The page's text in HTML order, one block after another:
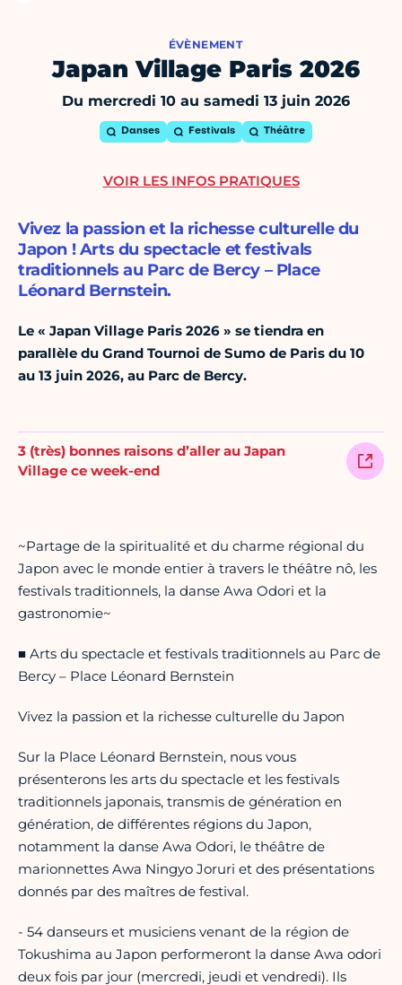
ÉVÈNEMENT
Japan Village Paris 2026
Du mercredi 10 au samedi 13 juin 2026
Danses Festivals Théâtre
Vivez la passion et la richesse culturelle du
Japon ! Arts du spectacle et festivals
traditionnels au Parc de Bercy – Place
Léonard Bernstein.
Le « Japan Village Paris 2026 » se tiendra en
parallèle du Grand Tournoi de Sumo de Paris du 10
au 13 juin 2026, au Parc de Bercy.
3 (très) bonnes raisons d’aller au Japan
Village ce week-end
~Partage de la spiritualité et du charme régional du
Japon avec le monde entier à travers le théâtre nô, les
festivals traditionnels, la danse Awa Odori et la
gastronomie~
■ Arts du spectacle et festivals traditionnels au Parc de
Bercy – Place Léonard Bernstein
Vivez la passion et la richesse culturelle du Japon
Sur la Place Léonard Bernstein, nous vous
présenterons les arts du spectacle et les festivals
traditionnels japonais, transmis de génération en
génération, de différentes régions du Japon,
notamment la danse Awa Odori, le théâtre de
marionnettes Awa Ningyo Joruri et des présentations
donnés par des maîtres de festival.
- 54 danseurs et musiciens venant de la région de
Tokushima au Japon performeront la danse Awa odori
deux fois par jour (mercredi, jeudi et vendredi). Ils
VOIR LES INFOS PRATIQUES